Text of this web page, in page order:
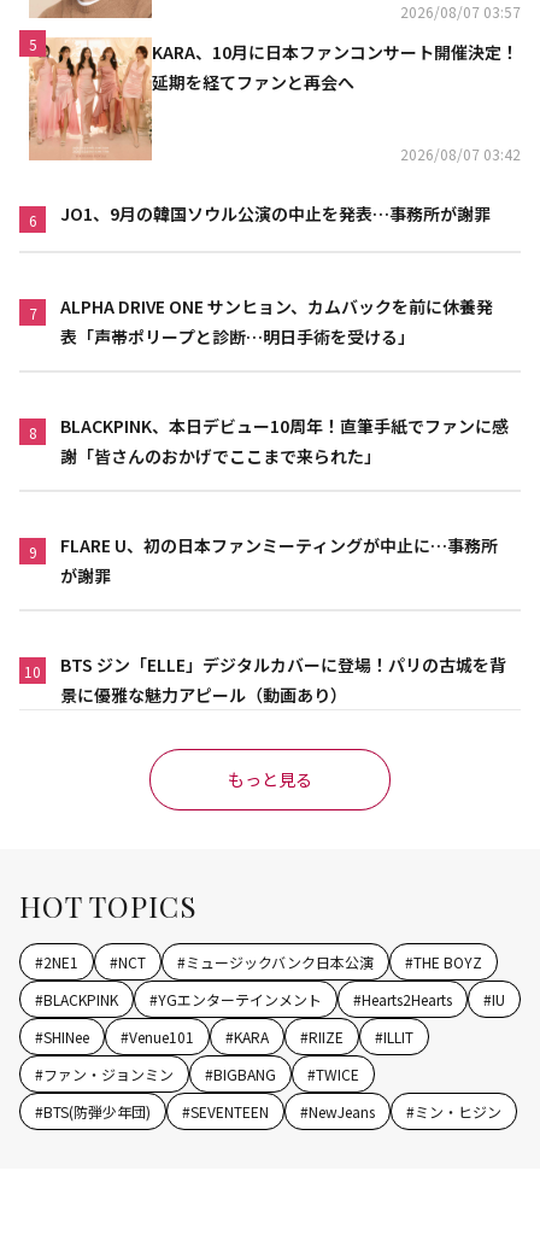
2026/08/07 03:57
5
KARA、10月に日本ファンコンサート開催決定！
延期を経てファンと再会へ
2026/08/07 03:42
6 JO1、9月の韓国ソウル公演の中止を発表…事務所が謝罪
7
ALPHA DRIVE ONE サンヒョン、カムバックを前に休養発
表「声帯ポリープと診断…明日手術を受ける」
8
BLACKPINK、本日デビュー10周年！直筆手紙でファンに感
謝「皆さんのおかげでここまで来られた」
9
FLARE U、初の日本ファンミーティングが中止に…事務所
が謝罪
10
BTS ジン「ELLE」デジタルカバーに登場！パリの古城を背
景に優雅な魅力アピール（動画あり）
もっと見る
HOT TOPICS
#2NE1 #NCT #ミュージックバンク日本公演 #THE BOYZ
#BLACKPINK #YGエンターテインメント #Hearts2Hearts #IU
#SHINee #Venue101 #KARA #RIIZE #ILLIT
#ファン・ジョンミン #BIGBANG #TWICE
#BTS(防弾少年団) #SEVENTEEN #NewJeans #ミン・ヒジン